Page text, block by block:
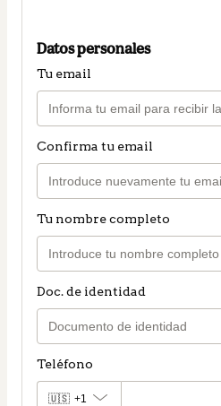
Datos personales
Tu email
Confirma tu email
Tu nombre completo
Doc. de identidad
Teléfono
🇺🇸 +1